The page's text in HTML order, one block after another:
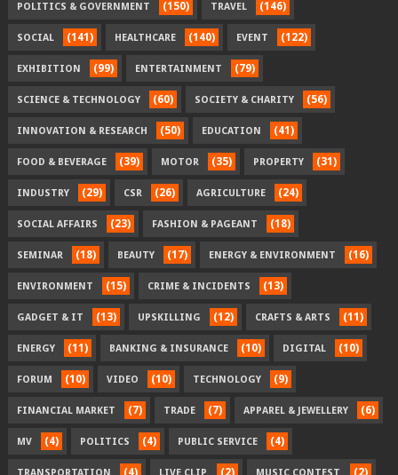
POLITICS & GOVERNMENT (150) TRAVEL (146)
SOCIAL (141) HEALTHCARE (140) EVENT (122)
EXHIBITION (99) ENTERTAINMENT (79)
SCIENCE & TECHNOLOGY (60) SOCIETY & CHARITY (56)
INNOVATION & RESEARCH (50) EDUCATION (41)
FOOD & BEVERAGE (39) MOTOR (35) PROPERTY (31)
INDUSTRY (29) CSR (26) AGRICULTURE (24)
SOCIAL AFFAIRS (23) FASHION & PAGEANT (18)
SEMINAR (18) BEAUTY (17) ENERGY & ENVIRONMENT (16)
ENVIRONMENT (15) CRIME & INCIDENTS (13)
GADGET & IT (13) UPSKILLING (12) CRAFTS & ARTS (11)
ENERGY (11) BANKING & INSURANCE (10) DIGITAL (10)
FORUM (10) VIDEO (10) TECHNOLOGY (9)
FINANCIAL MARKET (7) TRADE (7) APPAREL & JEWELLERY (6)
MV (4) POLITICS (4) PUBLIC SERVICE (4)
(4) (2) (2)